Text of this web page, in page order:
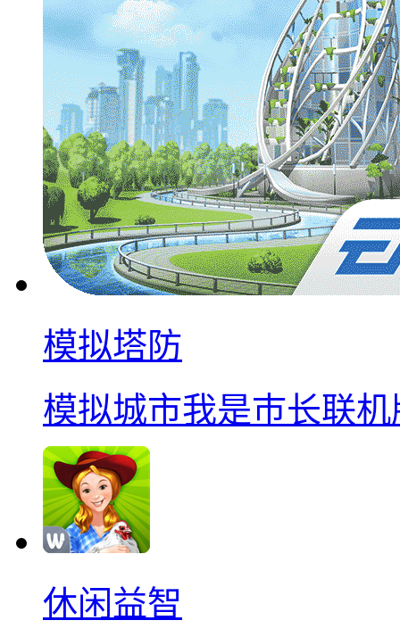
模拟塔防
模拟城市我是巿长联机
休闲益智